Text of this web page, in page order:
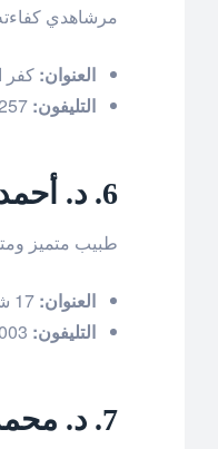
مرشاهدي
العنوان: كفر
التليفون:
6. د. أحمد هاني عيسى
طبيب متميز
العنوان:
التليفون:
7. د. محمد لطفي عصر